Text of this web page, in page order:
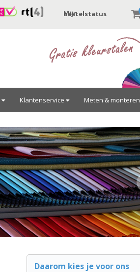
Mijn bestelstatus
Klantenservice Meten & monteren
Daarom kies je voor ons